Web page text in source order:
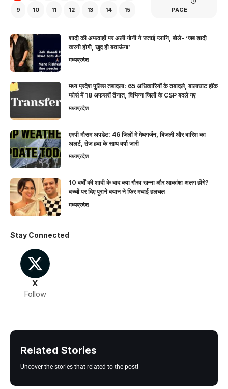
9 10 11 12 13 14 15 PAGE
शादी की अफवाहों पर अली गोनी ने जताई ग्लानि, बोले- ‘जब शादी
करनी होगी, खुद ही बताऊंगा’
मध्यप्रदेश
मध्य प्रदेश पुलिस तबादला: 65 अधिकारियों के तबादले, बालाघाट हॉक
फोर्स में 18 अफसरों तैनात, विभिन्न जिलों के CSP बदले गए
मध्यप्रदेश
एमपी मौसम अपडेट: 46 जिलों में मेघगर्जन, बिजली और बारिश का
अलर्ट, तेज हवा के साथ वर्षा जारी
मध्यप्रदेश
10 वर्षों की शादी के बाद क्या गौरव खन्ना और आकांक्षा अलग होंगे?
बच्चों पर दिए पुराने बयान ने फिर मचाई हलचल
मध्यप्रदेश
Stay Connected
X
Follow
Related Stories
Uncover the stories that related to the post!